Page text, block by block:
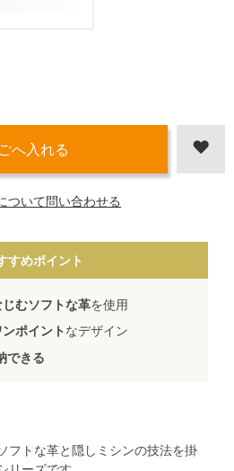
ついて問い合わせる
すめポイント
むソフトな革を使用
ポイント なデザイン
できる
フトな革と隠しミシンの技法を掛